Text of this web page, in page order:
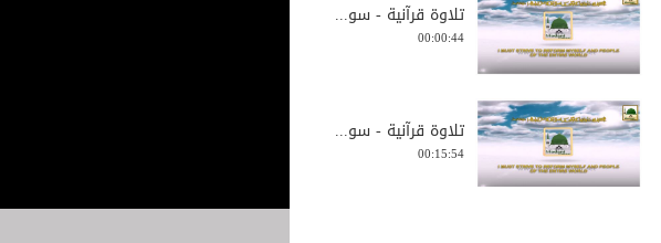
تلاوة قرآنية - سو...
00:00:44
تلاوة قرآنية - سو...
00:15:54